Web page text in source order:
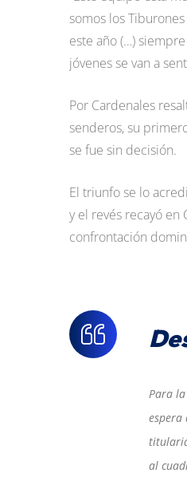
somos los
este año (…)
jóvenes se van a
Por Cardenales
senderos, su
se fue sin decisión.
El triunfo se lo
y el revés recayó
confrontación
Para
espera
al